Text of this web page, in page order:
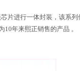
片进行一体封装，该系列
10年来熙正销售的产品